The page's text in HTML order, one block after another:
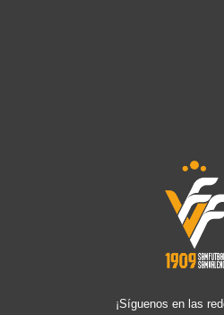
¡Síguenos en las